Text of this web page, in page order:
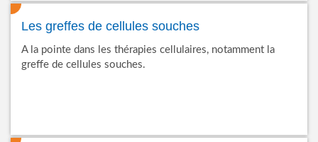
Les greffes de cellules souches
A la pointe dans les thérapies cellulaires, notamment la
greffe de cellules souches.